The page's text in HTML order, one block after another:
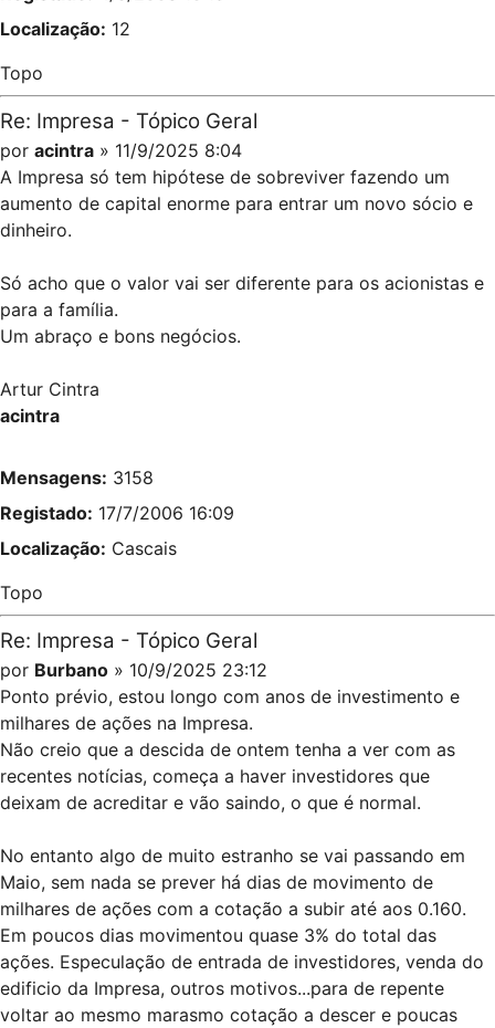
Localização: 12
Topo
Re: Impresa - Tópico Geral
por acintra » 11/9/2025 8:04
A Impresa só tem hipótese de sobreviver fazendo um
aumento de capital enorme para entrar um novo sócio e
dinheiro.
Só acho que o valor vai ser diferente para os acionistas e
para a família.
Um abraço e bons negócios.
Artur Cintra
acintra
Mensagens: 3158
Registado: 17/7/2006 16:09
Localização: Cascais
Topo
Re: Impresa - Tópico Geral
por Burbano » 10/9/2025 23:12
Ponto prévio, estou longo com anos de investimento e
milhares de ações na Impresa.
Não creio que a descida de ontem tenha a ver com as
recentes notícias, começa a haver investidores que
deixam de acreditar e vão saindo, o que é normal.
No entanto algo de muito estranho se vai passando em
Maio, sem nada se prever há dias de movimento de
milhares de ações com a cotação a subir até aos 0.160.
Em poucos dias movimentou quase 3% do total das
ações. Especulação de entrada de investidores, venda do
edificio da Impresa, outros motivos...para de repente
voltar ao mesmo marasmo cotação a descer e poucas